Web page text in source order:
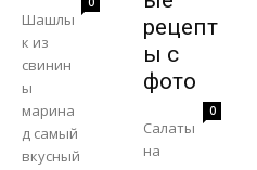
Шашлы
к из
свинин
ы
марина
д самый
вкусный
рецепт
ы с
фото
0
Салаты
на